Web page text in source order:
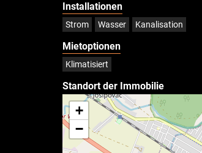
Installationen
Strom Wasser Kanalisation
Mietoptionen
Klimatisiert
Standort der Immobilie
+
−